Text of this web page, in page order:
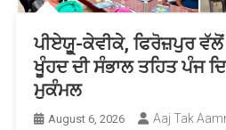
ਪੀਏਯੂੑ-ਕੇਵੀਕੇ, ਫਿਰੋਜ਼ਪੁਰ ਵੱਲੋਂ
ਖੂੰਹਦ ਦੀ ਸੰਭਾਲ ਤਹਿਤ ਪੰਜ
ਮੁਕੰਮਲ
August 6, 2026 Aaj Tak